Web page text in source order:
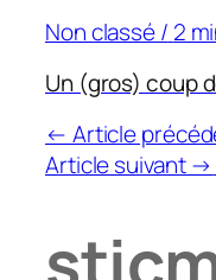
Non classé/ 2
Un (gros) coup
← Article
Article suivant →